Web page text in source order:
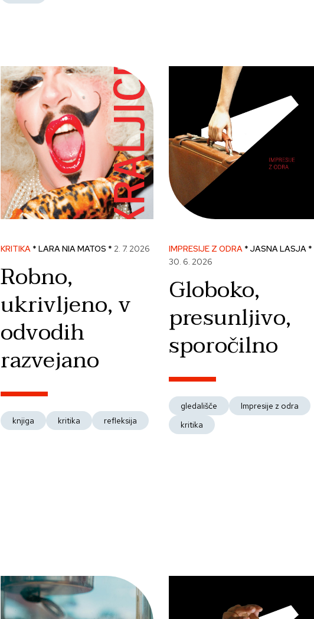
KRITIKA * LARA NIA MATOS * 2. 7. 2026
Robno,
ukrivljeno, v
odvodih
razvejano
knjiga kritika refleksija
IMPRESIJE Z ODRA * JASNA LASJA *
30. 6. 2026
Globoko,
presunljivo,
sporočilno
gledališče
Impresije z odra
kritika